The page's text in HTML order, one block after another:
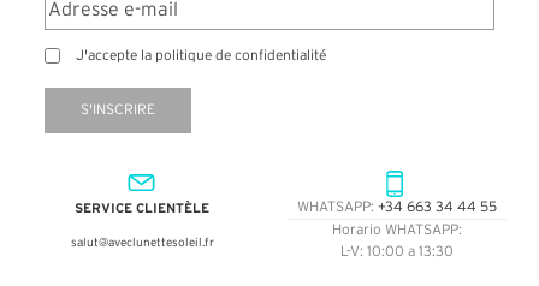
J'accepte la politique de confidentialité
S'INSCRIRE
SERVICE CLIENTÈLE
salut@aveclunettesoleil.fr
WHATSAPP: +34 663 34 44 55
Horario WHATSAPP:
L-V: 10:00 a 13:30